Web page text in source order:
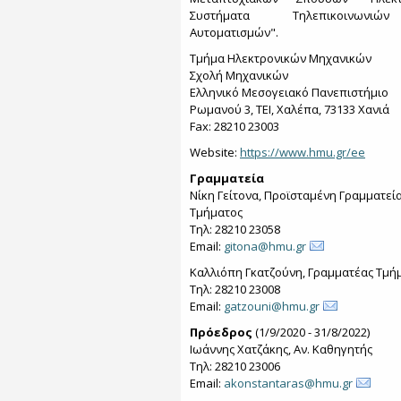
Συστήματα
Αυτοματισμών".
Τμήμα Ηλεκτρονικών Μηχανικών
Σχολή Μηχανικών
Ελληνικό Μεσογειακό Πανεπιστήμιο
Ρωμανού 3, ΤΕΙ, Χαλέπα, 73133 Χανιά
Fax: 28210 23003
Website: https://www.hmu.gr/ee
Γραμματεία
Νίκη Γείτονα, Προϊσταμένη
Τμήματος
Τηλ: 28210 23058
Email: gitona@hmu.gr
Καλλιόπη Γκατζούνη, Γραμματέας
Τηλ: 28210 23008
Email: gatzouni@hmu.gr
Πρόεδρος (1/9/2020 - 31/8/2022)
Ιωάννης Χατζάκης, Αν. Καθηγητής
Τηλ: 28210 23006
Email: akonstantaras@hmu.gr